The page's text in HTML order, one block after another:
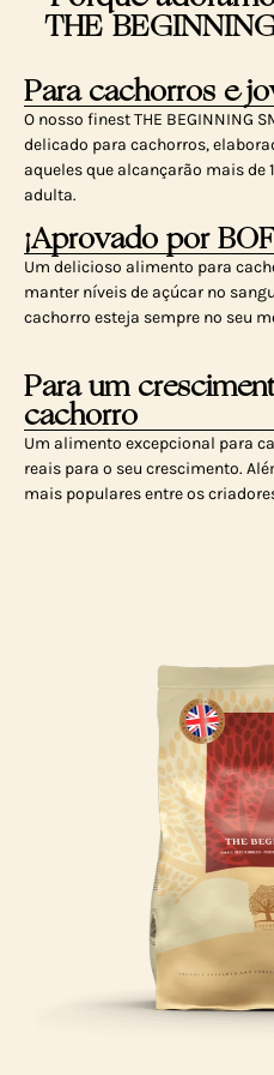
THE
Para cachorros e
O nosso finest THE BEGINNING
delicado para cachorros,
aqueles que alcançarão mais de
adulta.
¡Aprovado por
Um delicioso alimento para
manter níveis de açúcar no
cachorro esteja sempre no seu
Para um
cachorro
Um alimento excepcional para
reais para o seu crescimento.
mais populares entre os